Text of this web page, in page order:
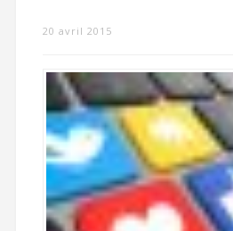
20 avril 2015